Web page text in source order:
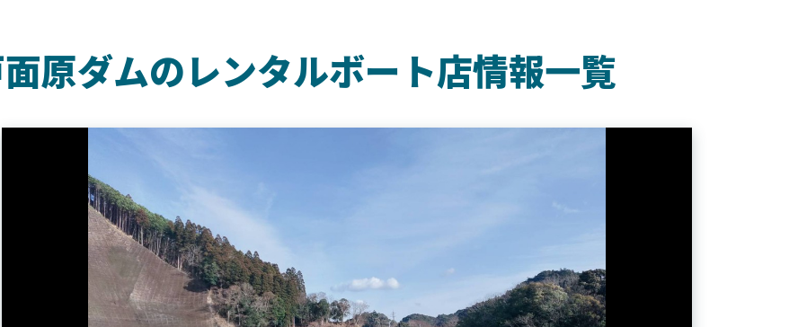
原ダムのレンタルボート店情報一覧
フォード！自重155gと超軽
ックとの違いも解説！
2025年1月28日
2025年11月発売予定！DAIWA ふく魚／ちび
ふく魚はビッグベイト初心者におすすめ！
DAIWA SHIMANO